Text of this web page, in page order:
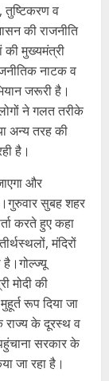
व
की राजनीति
की मुख्यमंत्री
नाटक व
जरूरी है।
ने गलत तरीके
अन्य तरह की
है।
और
सुबह शहर
करते हुए कहा
मंदिरों
है।गोल्ज्यू
मोदी की
रूप दिया जा
राज्य के दूरस्थ व
सरकार के
जा रहा है।